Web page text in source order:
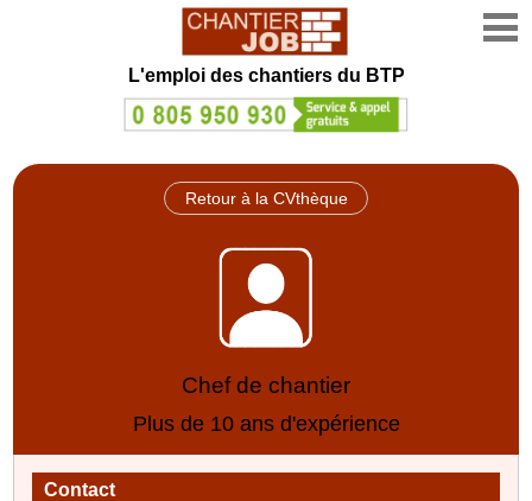
L'emploi des chantiers du BTP
Retour à la CVthèque
Chef de chantier
Plus de 10 ans d'expérience
Contact